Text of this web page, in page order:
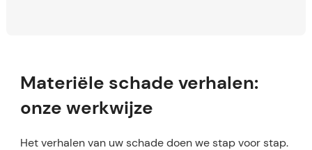
Materiële schade verhalen:
onze werkwijze
Het verhalen van uw schade doen we stap voor stap.